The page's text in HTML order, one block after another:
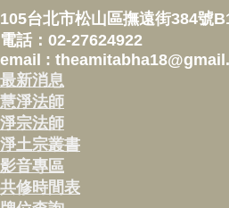
105台北市松山區撫遠街384號
電話：02-27624922
email :
最新消息
慧淨法師
淨宗法師
淨土宗叢書
影音專區
共修時間表